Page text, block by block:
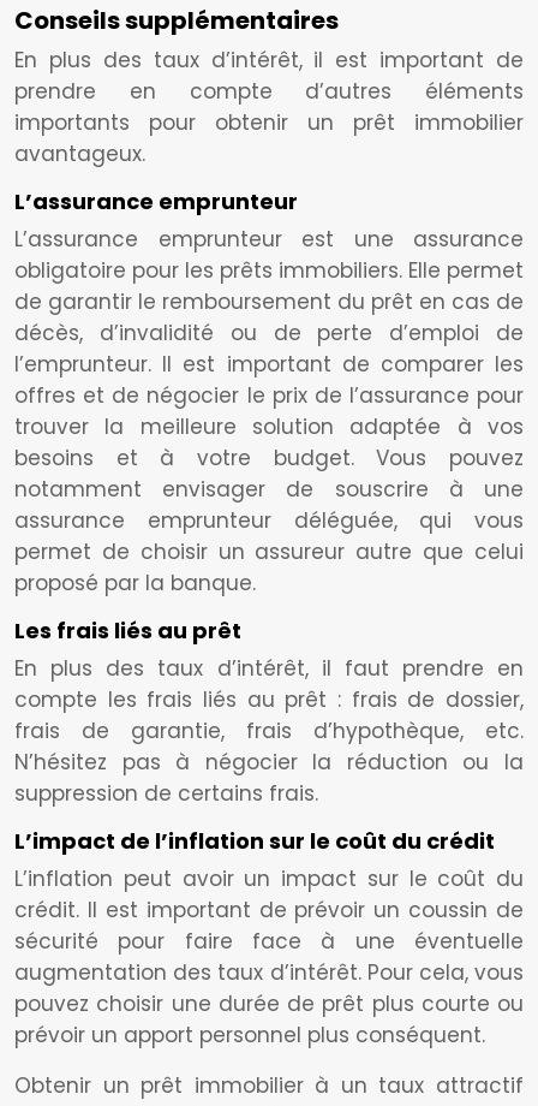
Conseils supplémentaires
En plus des taux d’intérêt, il est important de
prendre en compte d’autres éléments
importants pour obtenir un prêt immobilier
avantageux.
L’assurance emprunteur
L’assurance emprunteur est une assurance
obligatoire pour les prêts immobiliers. Elle permet
de garantir le remboursement du prêt en cas de
décès, d’invalidité ou de perte d’emploi de
l’emprunteur. Il est important de comparer les
offres et de négocier le prix de l’assurance pour
trouver la meilleure solution adaptée à vos
besoins et à votre budget. Vous pouvez
notamment envisager de souscrire à une
assurance emprunteur déléguée, qui vous
permet de choisir un assureur autre que celui
proposé par la banque.
Les frais liés au prêt
En plus des taux d’intérêt, il faut prendre en
compte les frais liés au prêt : frais de dossier,
frais de garantie, frais d’hypothèque, etc.
N’hésitez pas à négocier la réduction ou la
suppression de certains frais.
L’impact de l’inflation sur le coût du crédit
L’inflation peut avoir un impact sur le coût du
crédit. Il est important de prévoir un coussin de
sécurité pour faire face à une éventuelle
augmentation des taux d’intérêt. Pour cela, vous
pouvez choisir une durée de prêt plus courte ou
prévoir un apport personnel plus conséquent.
Obtenir un prêt immobilier à un taux attractif